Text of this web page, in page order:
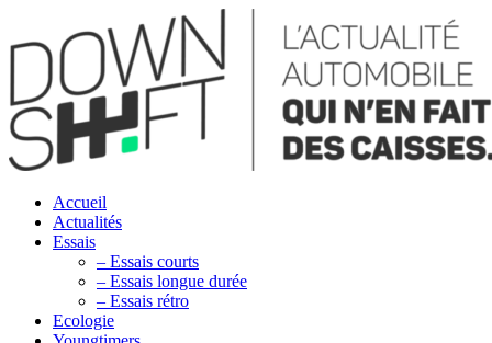
Accueil
Actualités
Essais
– Essais courts
– Essais longue durée
– Essais rétro
Ecologie